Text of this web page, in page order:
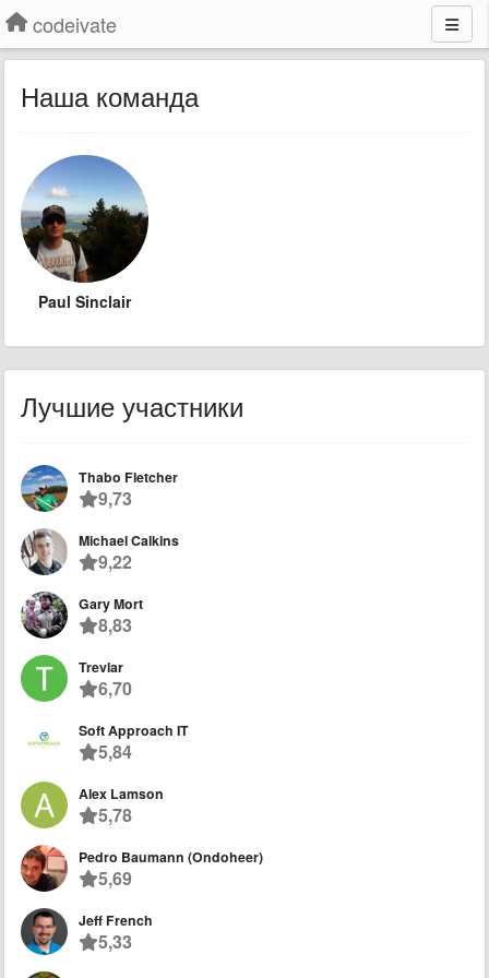
codeivate
Наша команда
Paul Sinclair
Лучшие участники
Thabo Fletcher
9,73
Michael Calkins
9,22
Gary Mort
8,83
Trevlar
6,70
Soft Approach IT
5,84
Alex Lamson
5,78
Pedro Baumann (Ondoheer)
5,69
Jeff French
5,33